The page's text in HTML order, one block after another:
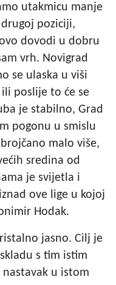
utakmicu manje
poziciji,
dovodi u dobru
vrh. Novigrad
se ulaska u viši
poslije to će se
je stabilno, Grad
pogonu u smislu
malo više,
sredina od
je svijetla i
ove lige u kojoj
Hodak.
jasno. Cilj je
s tim istim
nastavak u istom